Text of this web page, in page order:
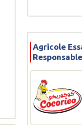
Agricole